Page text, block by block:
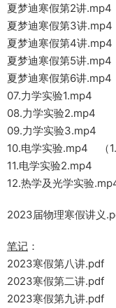
夏梦迪寒假第2讲.mp4
夏梦迪寒假第3讲.mp4
夏梦迪寒假第4讲.mp4
夏梦迪寒假第5讲.mp4
夏梦迪寒假第6讲.mp4
07.力学实验1.mp4
08.力学实验2.mp4
09.力学实验3.mp4
10.电学实验.mp4 （
11.电学实验2.mp4
12.热学及光学实验
2023届物理寒假讲义
笔记 ：
2023寒假第八讲.pdf
2023寒假第二讲.pdf
2023寒假第九讲.pdf